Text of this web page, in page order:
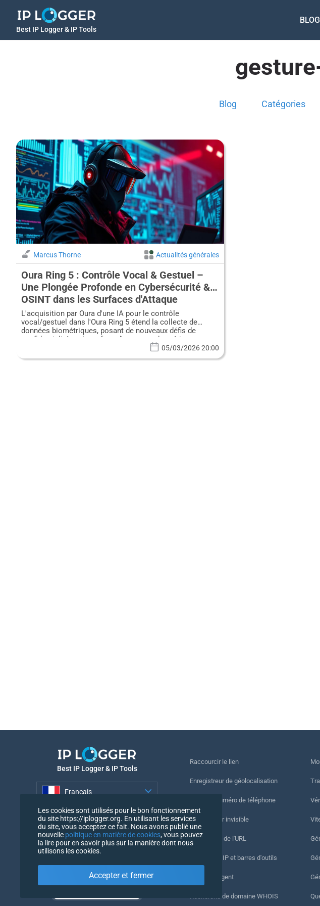
Best IP Logger & IP Tools
BLOG
Blog Catégories
Marcus Thorne Actualités générales
Oura Ring 5 : Contrôle Vocal & Gestuel –
Une Plongée Profonde en Cybersécurité &
OSINT dans les Surfaces d'Attaque
Biométriques
L'acquisition par Oura d'une IA pour le contrôle
vocal/gestuel dans l'Oura Ring 5 étend la collecte de
données biométriques, posant de nouveaux défis de
confidentialité et de surface d'attaque cybernétique.
05/03/2026 20:00
Best IP Logger & IP Tools
Français
Français
Raccourcir le lien
Enregistreur de géolocalisation
Suivre le numéro de téléphone
Enregistreur invisible
Vérification de l'URL
Compteurs IP et barres d'outils
Mon UserAgent
Recherche de domaine WHOIS
Les cookies sont utilisés pour le bon fonctionnement
du site https://iplogger.org. En utilisant les services
du site, vous acceptez ce fait. Nous avons publié une
nouvelle politique en matière de cookies, vous pouvez
la lire pour en savoir plus sur la manière dont nous
utilisons les cookies.
Accepter et fermer